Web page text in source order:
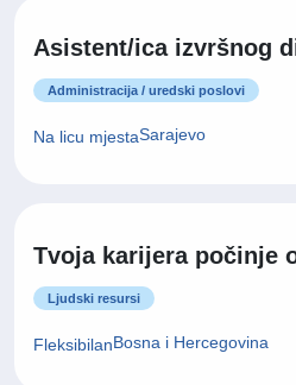
Asistent/ica izvršnog
Administracija / uredski poslovi
Na licu mjestaSarajevo
Tvoja karijera počinje
Ljudski resursi
FleksibilanBosna i Hercegovina